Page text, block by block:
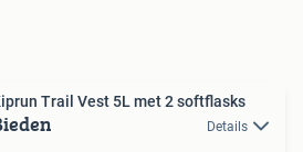
Trail Vest 5L met 2 softflasks
Details